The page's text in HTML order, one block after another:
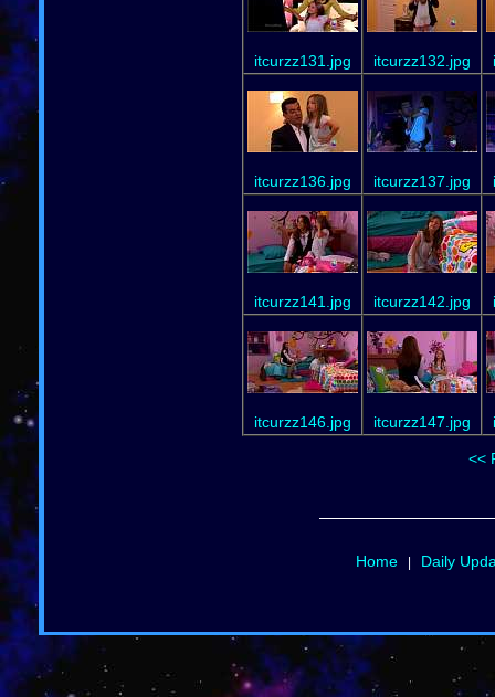
itcurzz131.jpg itcurzz132.jpg
itcurzz136.jpg itcurzz137.jpg
itcurzz141.jpg itcurzz142.jpg
itcurzz146.jpg itcurzz147.jpg
<<
Home| Daily